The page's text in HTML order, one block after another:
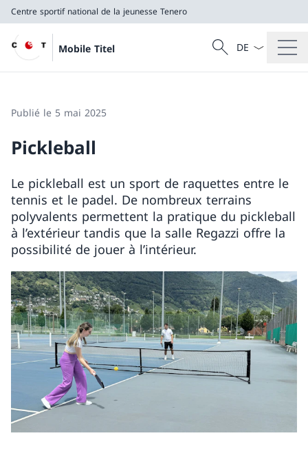
Centre sportif national de la jeunesse Tenero
Mobile Titel
Recherche
Recherche
La langue
Publié le 5 mai 2025
Pickleball
Le pickleball est un sport de raquettes entre le
tennis et le padel. De nombreux terrains
polyvalents permettent la pratique du pickleball
à l’extérieur tandis que la salle Regazzi offre la
possibilité de jouer à l’intérieur.